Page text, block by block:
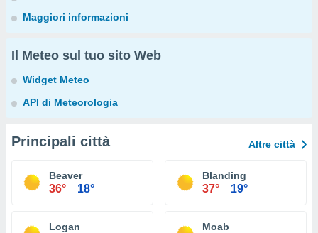
Maggiori informazioni
Il Meteo sul tuo sito Web
Widget Meteo
API di Meteorologia
Principali città Altre città
Beaver
36° 18°
Blanding
37° 19°
Logan Moab